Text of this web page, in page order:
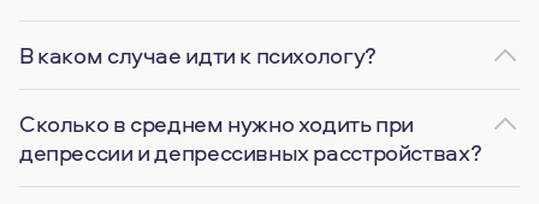
В каком случае идти к психологу?
Сколько в среднем нужно ходить при
депрессии и депрессивных расстройствах?